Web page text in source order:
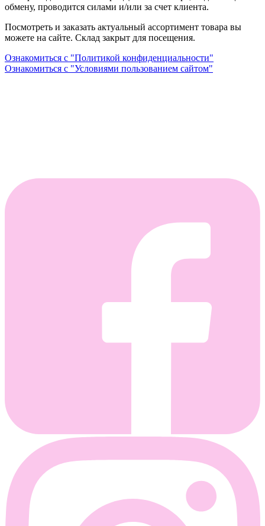
обмену, проводится силами и/или за счет клиента.
Посмотреть и заказать актуальный ассортимент товара вы
можете на сайте. Склад закрыт для посещения.
Ознакомиться с "Политикой конфиденциальности"
Ознакомиться с "Условиями пользованием сайтом"